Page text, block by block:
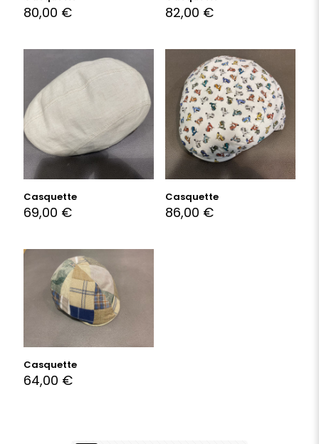
80,00 € 82,00 €
Casquette
69,00 €
Casquette
86,00 €
Casquette
64,00 €